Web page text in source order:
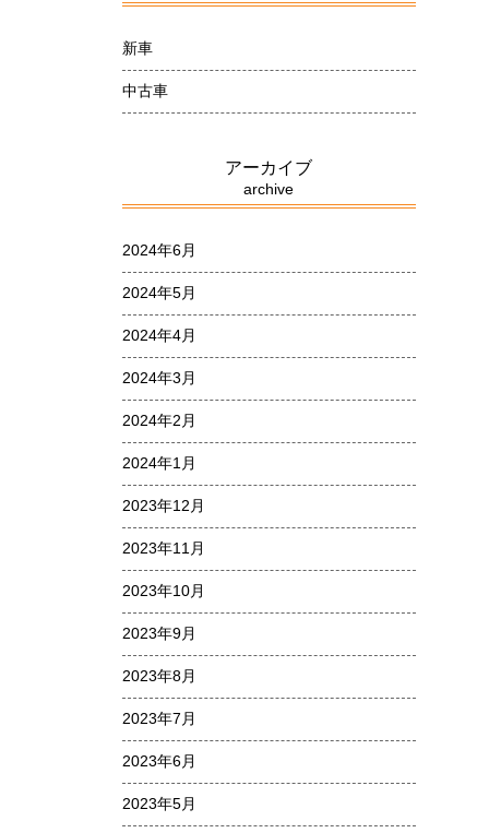
新車
中古車
アーカイブ
archive
2024年6月
2024年5月
2024年4月
2024年3月
2024年2月
2024年1月
2023年12月
2023年11月
2023年10月
2023年9月
2023年8月
2023年7月
2023年6月
2023年5月